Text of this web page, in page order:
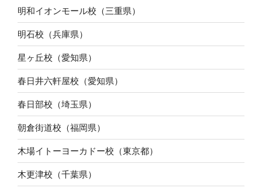
明和イオンモール校（三重県）
明石校（兵庫県）
星ヶ丘校（愛知県）
春日井六軒屋校（愛知県）
春日部校（埼玉県）
朝倉街道校（福岡県）
木場イトーヨーカドー校（東京都）
木更津校（千葉県）